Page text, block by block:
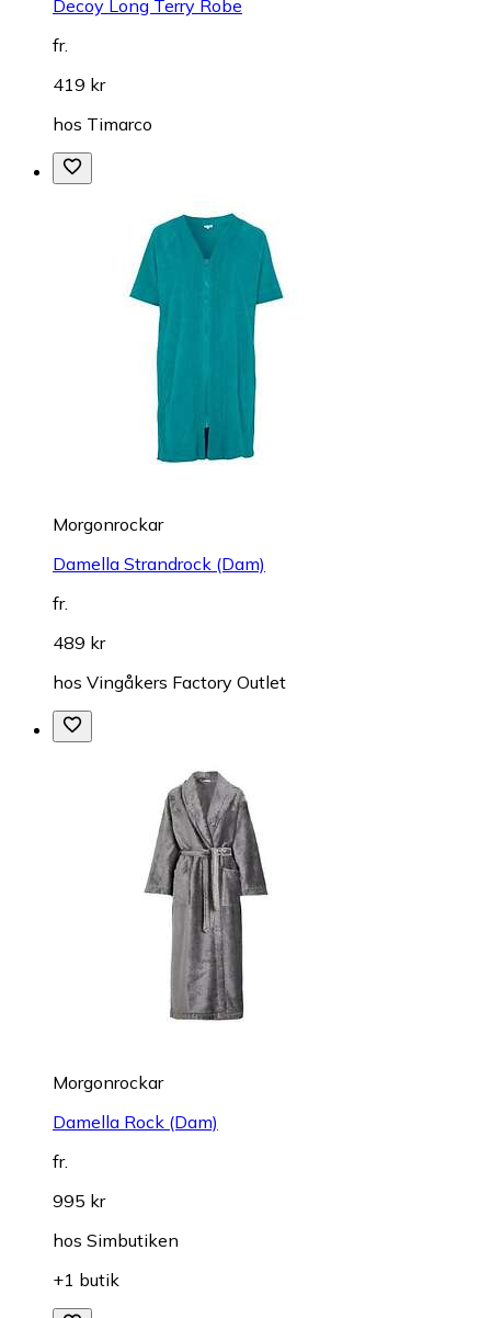
Decoy Long Terry Robe
fr.
419 kr
hos Timarco
Morgonrockar
Damella Strandrock (Dam)
fr.
489 kr
hos Vingåkers Factory Outlet
Morgonrockar
Damella Rock (Dam)
fr.
995 kr
hos Simbutiken
+1 butik